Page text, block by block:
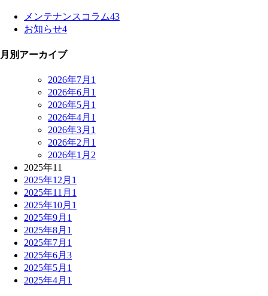
メンテナンスコラム43
お知らせ4
月別アーカイブ
2026年7月 1
2026年6月 1
2026年5月 1
2026年4月 1
2026年3月 1
2026年2月 1
2026年1月 2
2025年11
2025年12月 1
2025年11月 1
2025年10月 1
2025年9月 1
2025年8月 1
2025年7月 1
2025年6月 3
2025年5月 1
2025年4月 1